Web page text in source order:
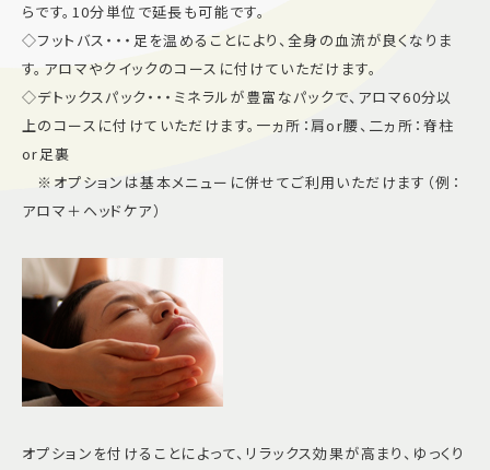
サイトマップ
プライバシーポリシー
Follow US
らです。10分単位で延長も可能です。
◇フットバス・・・足を温めることにより、全身の血流が良くなりま
す。アロマやクイックのコースに付けていただけます。
◇デトックスパック・・・ミネラルが豊富なパックで、アロマ60分以
上のコースに付けていただけます。一ヵ所：肩or腰、二ヵ所：脊柱
or足裏
※オプションは基本メニューに併せてご利用いただけます（例：
アロマ＋ヘッドケア）
オプションを付けることによって、リラックス効果が高まり、ゆっくり